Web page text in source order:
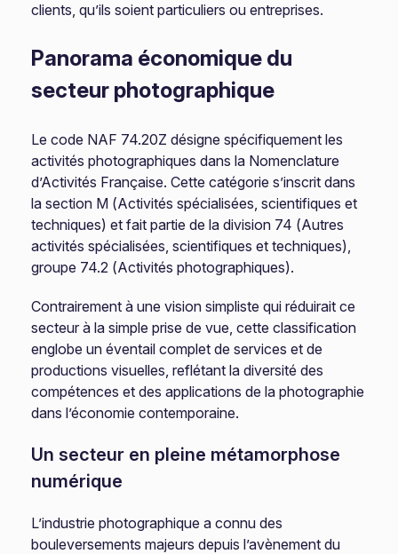
clients, qu’ils soient particuliers ou entreprises.
Panorama économique du
secteur photographique
Le code NAF 74.20Z désigne spécifiquement les
activités photographiques dans la Nomenclature
d’Activités Française. Cette catégorie s’inscrit dans
la section M (Activités spécialisées, scientifiques et
techniques) et fait partie de la division 74 (Autres
activités spécialisées, scientifiques et techniques),
groupe 74.2 (Activités photographiques).
Contrairement à une vision simpliste qui réduirait ce
secteur à la simple prise de vue, cette classification
englobe un éventail complet de services et de
productions visuelles, reflétant la diversité des
compétences et des applications de la photographie
dans l’économie contemporaine.
Un secteur en pleine métamorphose
numérique
L’industrie photographique a connu des
bouleversements majeurs depuis l’avènement du